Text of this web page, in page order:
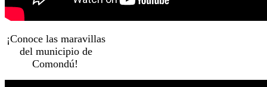
¡Conoce las maravillas
del municipio de
Comondú!